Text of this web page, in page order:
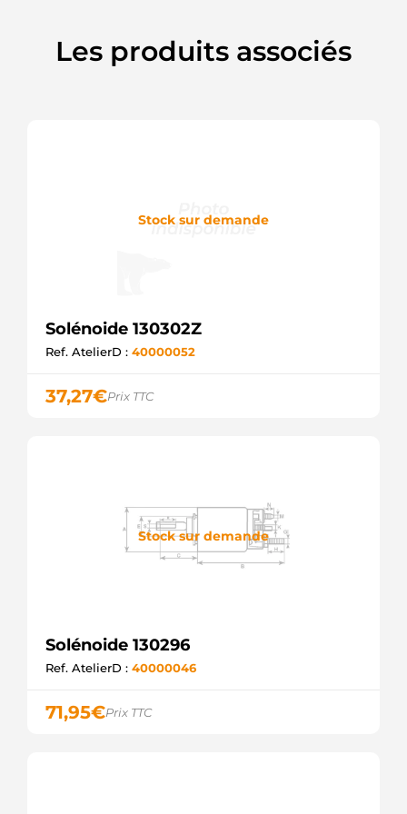
Les produits associés
Stock sur demande
Solénoide 130302Z
Ref. AtelierD : 40000052
37,27€Prix TTC
Stock sur demande
Solénoide 130296
Ref. AtelierD : 40000046
71,95€Prix TTC